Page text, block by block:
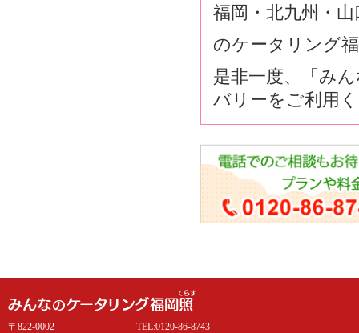
福岡・北九州・
のケータリング
是非一度、「み
バリーをご利用
〒822-0002
TEL:0120-86-8743